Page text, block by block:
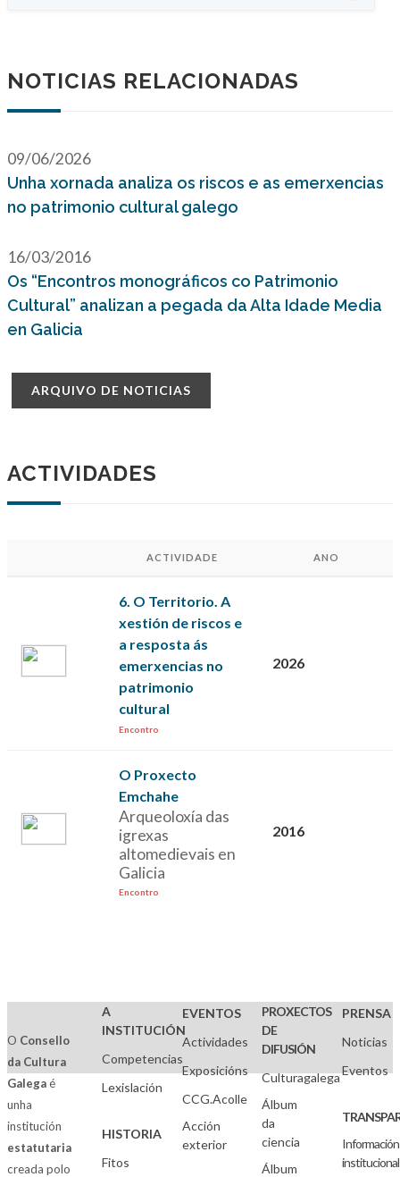
NOTICIAS RELACIONADAS
09/06/2026
Unha xornada analiza os riscos e as emerxencias
no patrimonio cultural galego
16/03/2016
Os “Encontros monográficos co Patrimonio
Cultural” analizan a pegada da Alta Idade Media
en Galicia
ARQUIVO DE NOTICIAS
ACTIVIDADES
ACTIVIDADE ANO
6. O Territorio. A
xestión de riscos e
a resposta ás
emerxencias no
patrimonio
cultural
Encontro
2026
O Proxecto
Emchahe
Arqueoloxía das
igrexas
altomedievais en
Galicia
Encontro
2016
O Consello
da Cultura
Galegaé
unha
institución
estatutaria
creada polo
A
INSTITUCIÓN
Competencias
Lexislación
HISTORIA
Fitos
EVENTOS
Actividades
Exposicións
CCG.Acolle
Acción
exterior
PROXECTOS
DE
DIFUSIÓN
Culturagalega
Álbum
da
ciencia
Álbum
PRENSA
Noticias
Eventos
Información
institucional